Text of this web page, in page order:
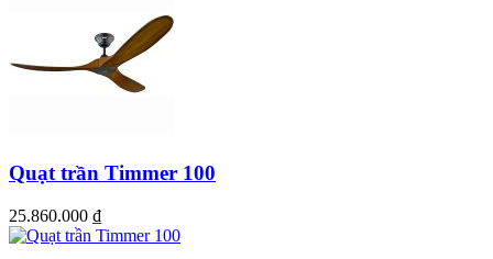
Mẫu quạt Classic cổ điển cho phòng ngủ
Quạt trần Timmer 100
25.860.000 ₫